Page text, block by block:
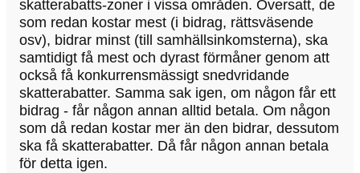
skatterabatts-zoner i vissa områden. Översatt, de
som redan kostar mest (i bidrag, rättsväsende
osv), bidrar minst (till samhällsinkomsterna), ska
samtidigt få mest och dyrast förmåner genom att
också få konkurrensmässigt snedvridande
skatterabatter. Samma sak igen, om någon får ett
bidrag - får någon annan alltid betala. Om någon
som då redan kostar mer än den bidrar, dessutom
ska få skatterabatter. Då får någon annan betala
för detta igen.